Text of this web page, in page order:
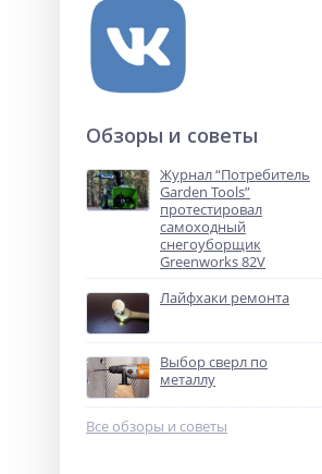
Обзоры и советы
Журнал “Потребитель
Garden Tools”
протестировал
самоходный
снегоуборщик
Greenworks 82V
Лайфхаки ремонта
Выбор сверл по
металлу
Все обзоры и советы